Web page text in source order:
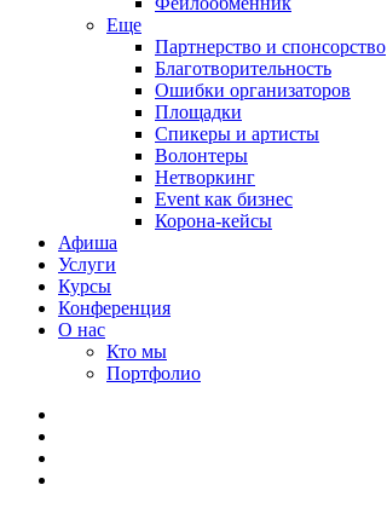
Еще
Партнерство и спонсорство
Благотворительность
Ошибки организаторов
Площадки
Спикеры и артисты
Волонтеры
Нетворкинг
Event как бизнес
Корона-кейсы
Афиша
Услуги
Курсы
Конференция
О нас
Кто мы
Портфолио